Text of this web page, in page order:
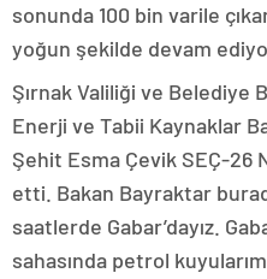
sonunda 100 bin varile
yoğun şekilde devam
Şırnak Valiliği ve Belediye
Enerji ve Tabii Kaynaklar
Şehit Esma Çevik SEÇ-26
etti. Bakan Bayraktar
saatlerde Gabar’dayız.
sahasında petrol